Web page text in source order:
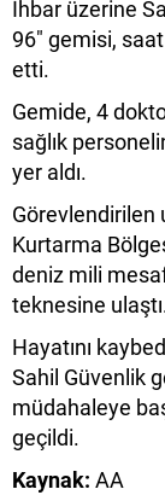
İhbar üzerine
96" gemisi,
etti.
Gemide, 4
sağlık
yer aldı.
Görevlendirilen
Kurtarma
deniz mili
teknesine
Hayatını
Sahil Güvenlik
müdahaleye
geçildi.
Kaynak: AA